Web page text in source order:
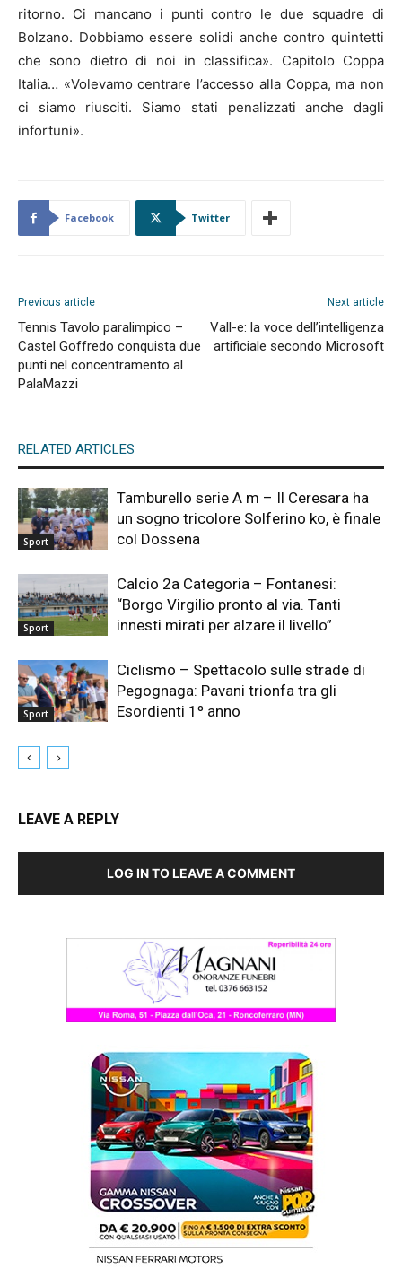
ritorno. Ci mancano i punti contro le due squadre di
Bolzano. Dobbiamo essere solidi anche contro quintetti
che sono dietro di noi in classifica». Capitolo Coppa
Italia… «Volevamo centrare l’accesso alla Coppa, ma non
ci siamo riusciti. Siamo stati penalizzati anche dagli
infortuni».
Facebook Twitter
Previous article
Tennis Tavolo paralimpico –
Castel Goffredo conquista due
punti nel concentramento al
PalaMazzi
Next article
Vall-e: la voce dell’intelligenza
artificiale secondo Microsoft
RELATED ARTICLES
Sport
Tamburello serie A m – Il Ceresara ha
un sogno tricolore Solferino ko, è finale
col Dossena
Sport
Calcio 2a Categoria – Fontanesi:
“Borgo Virgilio pronto al via. Tanti
innesti mirati per alzare il livello”
Sport
Ciclismo – Spettacolo sulle strade di
Pegognaga: Pavani trionfa tra gli
Esordienti 1º anno
LEAVE A REPLY
LOG IN TO LEAVE A COMMENT